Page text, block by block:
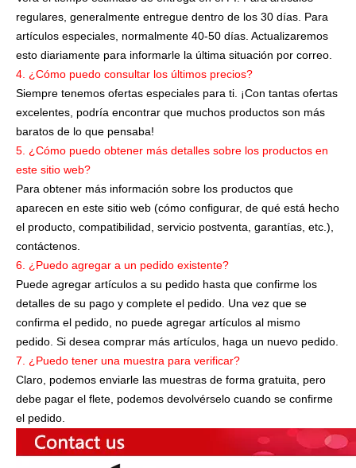
regulares, generalmente entregue dentro de los 30 días. Para
artículos especiales, normalmente 40-50 días. Actualizaremos
esto diariamente para informarle la última situación por correo.
4. ¿Cómo puedo consultar los últimos precios?
Siempre tenemos ofertas especiales para ti. ¡Con tantas ofertas
excelentes, podría encontrar que muchos productos son más
baratos de lo que pensaba!
5. ¿Cómo puedo obtener más detalles sobre los productos en
este sitio web?
Para obtener más información sobre los productos que
aparecen en este sitio web (cómo configurar, de qué está hecho
el producto, compatibilidad, servicio postventa, garantías, etc.),
contáctenos.
6. ¿Puedo agregar a un pedido existente?
Puede agregar artículos a su pedido hasta que confirme los
detalles de su pago y complete el pedido. Una vez que se
confirma el pedido, no puede agregar artículos al mismo
pedido. Si desea comprar más artículos, haga un nuevo pedido.
7. ¿Puedo tener una muestra para verificar?
Claro, podemos enviarle las muestras de forma gratuita, pero
debe pagar el flete, podemos devolvérselo cuando se confirme
el pedido.